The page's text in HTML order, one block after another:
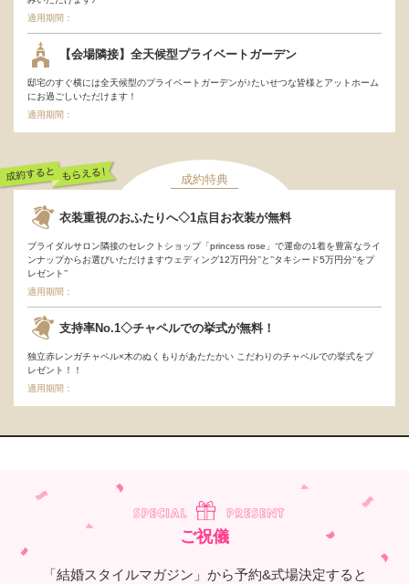
適用期間：
【会場隣接】全天候型プライベートガーデン
邸宅のすぐ横には全天候型のプライベートガーデンが♪たいせつな皆様とアットホーム
にお過ごしいただけます！
適用期間：
成約特典
衣装重視のおふたりへ◇1点目お衣装が無料
ブライダルサロン隣接のセレクトショップ「princess rose」で運命の1着を豊富なライ
ンナップからお選びいただけますウェディング12万円分’’と’’タキシード5万円分’’をプ
レゼント’’
適用期間：
支持率No.1◇チャペルでの挙式が無料！
独立赤レンガチャペル×木のぬくもりがあたたかい こだわりのチャペルでの挙式をプ
レゼント！！
適用期間：
ご祝儀
「結婚スタイルマガジン」から予約&式場決定すると